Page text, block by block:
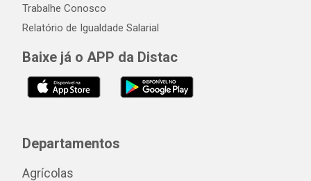
Trabalhe Conosco
Relatório de Igualdade Salarial
Baixe já o APP da Distac
Departamentos
Agrícolas